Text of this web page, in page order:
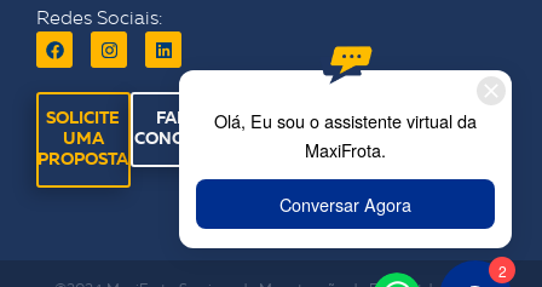
Redes Sociais:
SOLICITE
UMA
PROPOSTA
FALE
CONOSCO